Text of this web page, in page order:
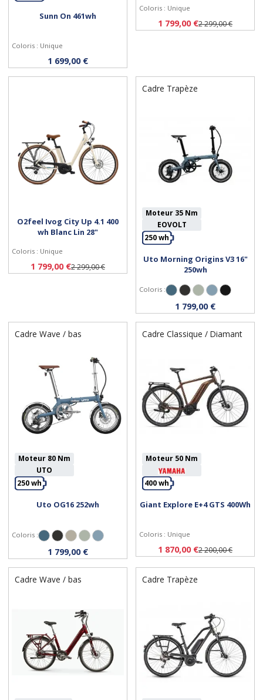
Personnaliser
Sunn On 461wh
Coloris : Unique
1 699,00 €
Personnaliser
Coloris : Unique
1 799,00 €2 299,00 €
Personnaliser
O2feel Ivog City Up 4.1 400
wh Blanc Lin 28"
Coloris : Unique
1 799,00 €2 299,00 €
Cadre Trapèze
Personnaliser
Moteur 35 Nm
EOVOLT
250 wh
Uto Morning Origins V3 16"
250wh
Coloris : Bleu OcéanNoir OnyxVert SaugeBleu SatinéNoir Satiné
1 799,00 €
Cadre Wave / bas
Personnaliser
Moteur 80 Nm
UTO
250 wh
Uto OG16 252wh
Coloris : Bleu OcéanNoir OnyxSable ChaudVert SaugeBleu Satiné
1 799,00 €
Cadre Classique / Diamant
Personnaliser
Moteur 50 Nm
400 wh
Giant Explore E+4 GTS 400Wh
Coloris : Unique
1 870,00 €2 200,00 €
Cadre Wave / bas Cadre Trapèze